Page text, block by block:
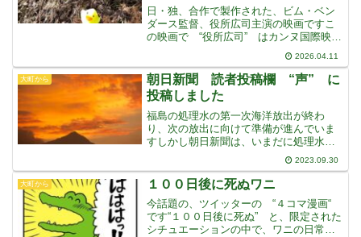
画 “ジャッキー・ブラウン” と
の共通点は・・・
日・独、合作で製作された、ビム・ベン
ダース監督、役所広司主演の映画ですこ
の映画で “役所広司” はカンヌ国際映画
祭で男優賞を受賞し、アカデミー賞でも
国際長編映画賞にノミネートされました
場所は東京スカイツリーが間近に見える
古いアパートです・・
2026.04.11
大町から
朝日新聞 読者投稿欄 “声” に
投稿しました
福島の処理水の第一次海洋放出が終わ
り、次の放出に向けて準備が進んでいま
すしかし朝日新聞は、いまだに処理水問
題は、冷え込んでいた日中関係をさらに
悪化させた・・・と書き、また野党各党
は通常の処理水と事故由来の処理水は違
う・・・などと子供のような
2023.09.30
大町から １００日後に死ぬワニ
今話題の、ツイッターの “４コマ漫画“
です“１００日後に死ぬ” と、限定された
シチュエーションの中で、ワニの日常を